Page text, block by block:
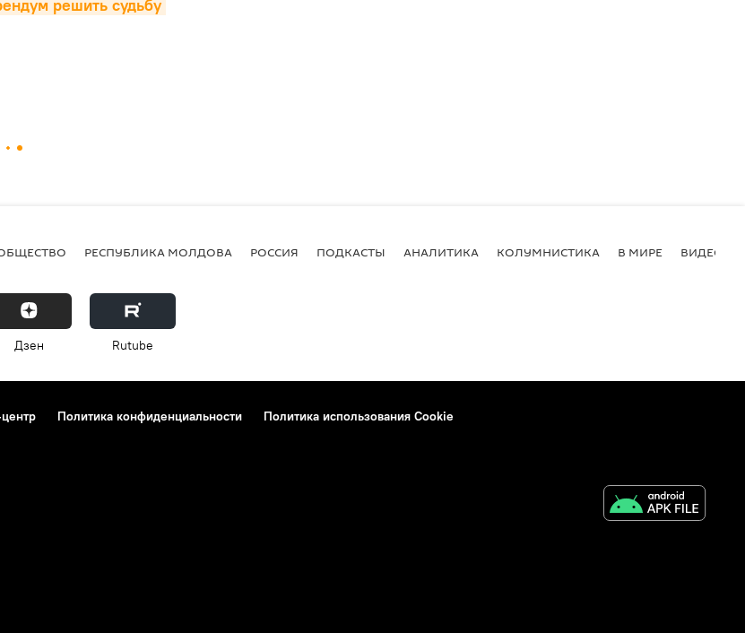
решить судьбу
РЕСПУБЛИКА МОЛДОВА РОССИЯ ПОДКАСТЫ АНАЛИТИКА КОЛУМНИСТИКА В МИРЕ ВИДЕО
Дзен Rutube
Политика конфиденциальности
Политика использования Cookie